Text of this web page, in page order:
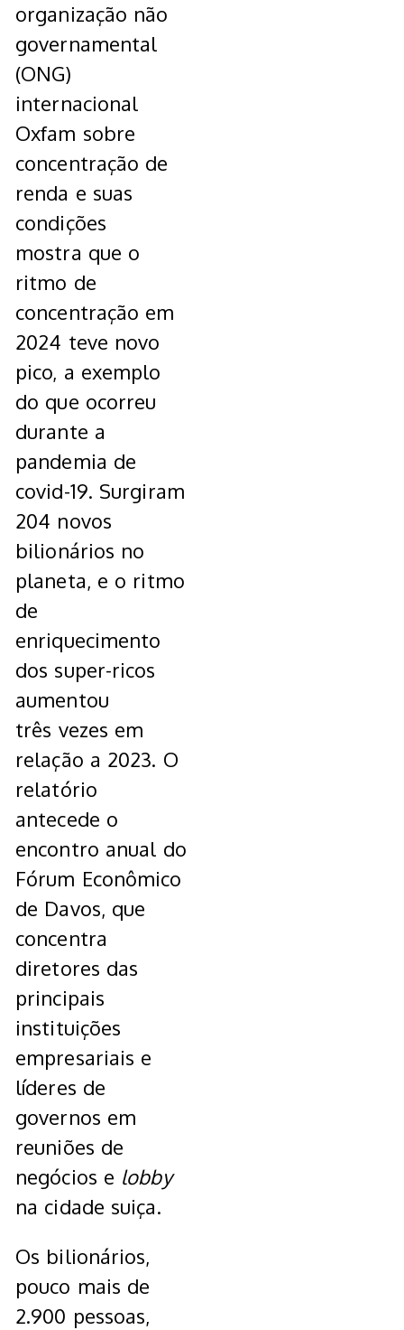
organização não
governamental
(ONG)
internacional
Oxfam sobre
concentração de
renda e suas
condições
mostra que o
ritmo de
concentração em
2024 teve novo
pico, a exemplo
do que ocorreu
durante a
pandemia de
covid-19. Surgiram
204 novos
bilionários no
planeta, e o ritmo
de
enriquecimento
dos super-ricos
aumentou
três vezes em
relação a 2023. O
relatório
antecede o
encontro anual do
Fórum Econômico
de Davos, que
concentra
diretores das
principais
instituições
empresariais e
líderes de
governos em
reuniões de
negócios e lobby
na cidade suiça.
Os bilionários,
pouco mais de
2.900 pessoas,